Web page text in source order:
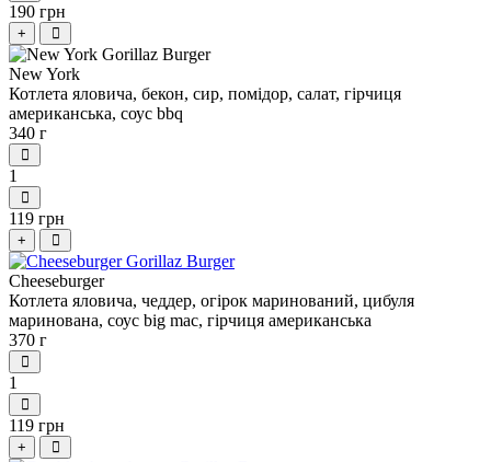
190 грн
+
New York
Котлета яловича, бекон, сир, помідор, салат, гірчиця
американська, соус bbq
340 г
1
119 грн
+
Сheeseburger
Котлета яловича, чеддер, огірок маринований, цибуля
маринована, соус big mac, гірчиця американська
370 г
1
119 грн
+